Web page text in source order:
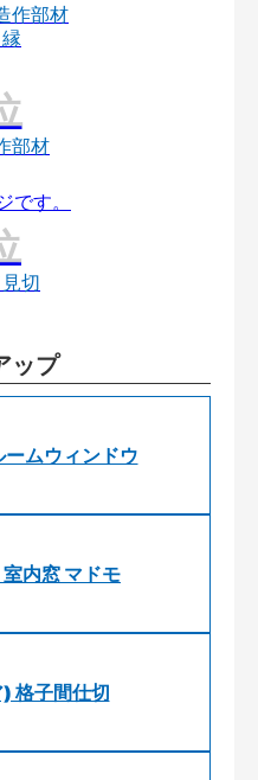
作部材
部材
切
ップ
ムウィンドウ
内窓 マドモ
格子間仕切